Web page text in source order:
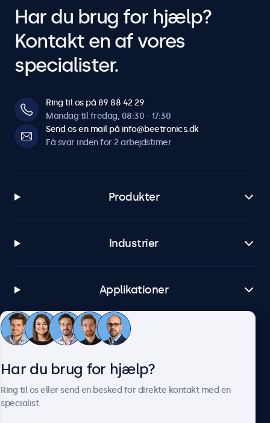
Har du brug for hjælp?
Kontakt en af vores
specialister.
Ring til os på 89 88 42 29
Mandag til fredag, 08:30 - 17:30
Send os en mail på info@beetronics.dk
Få svar inden for 2 arbejdstimer
Produkter
Industrier
Applikationer
Kundeservice
Har du brug for hjælp?
Ring til os eller send en besked for direkte kontakt med en
specialist.